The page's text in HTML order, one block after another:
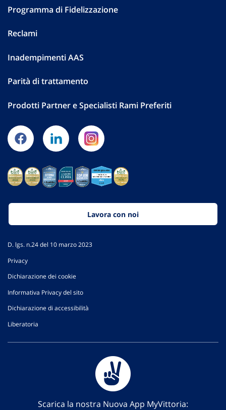
Programma di Fidelizzazione
Reclami
Inadempimenti AAS
Parità di trattamento
Prodotti Partner e Specialisti Rami Preferiti
Lavora con noi
D. lgs. n.24 del 10 marzo 2023
Privacy
Dichiarazione dei cookie
Informativa Privacy del sito
Dichiarazione di accessibilità
Liberatoria
Scarica la nostra Nuova App MyVittoria: